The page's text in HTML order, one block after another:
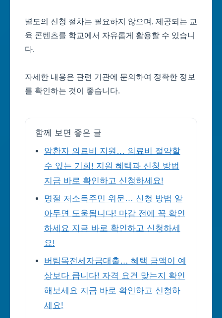
별도의 신청 절차는 필요하지 않으며, 제공되는 교
육 콘텐츠를 학교에서 자유롭게 활용할 수 있습니
다.
자세한 내용은 관련 기관에 문의하여 정확한 정보
를 확인하는 것이 좋습니다.
함께 보면 좋은 글
암환자 의료비 지원… 의료비 절약할
수 있는 기회! 지원 혜택과 신청 방법
지금 바로 확인하고 신청하세요!
명절 저소득주민 위문… 신청 방법 알
아두면 도움됩니다! 마감 전에 꼭 확인
하세요 지금 바로 확인하고 신청하세
요!
버팀목전세자금대출… 혜택 금액이 예
상보다 큽니다! 자격 요건 맞는지 확인
해보세요 지금 바로 확인하고 신청하
세요!